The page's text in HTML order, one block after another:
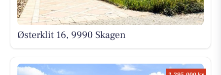
Østerklit 16, 9990 Skagen